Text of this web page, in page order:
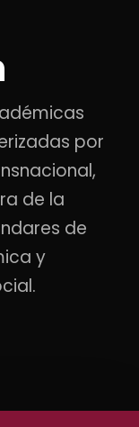
por
de la
de
y